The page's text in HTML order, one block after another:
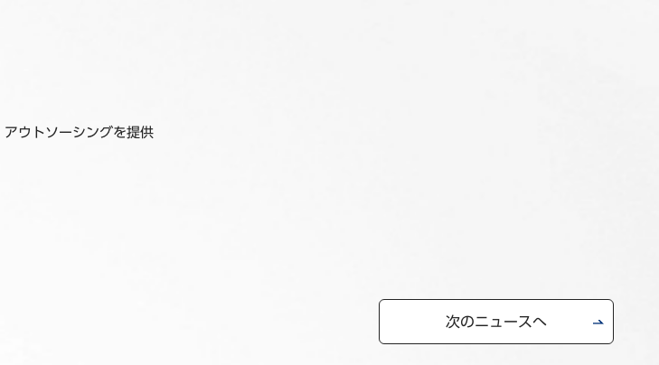
ウトソーシングを提供
次のニュースへ